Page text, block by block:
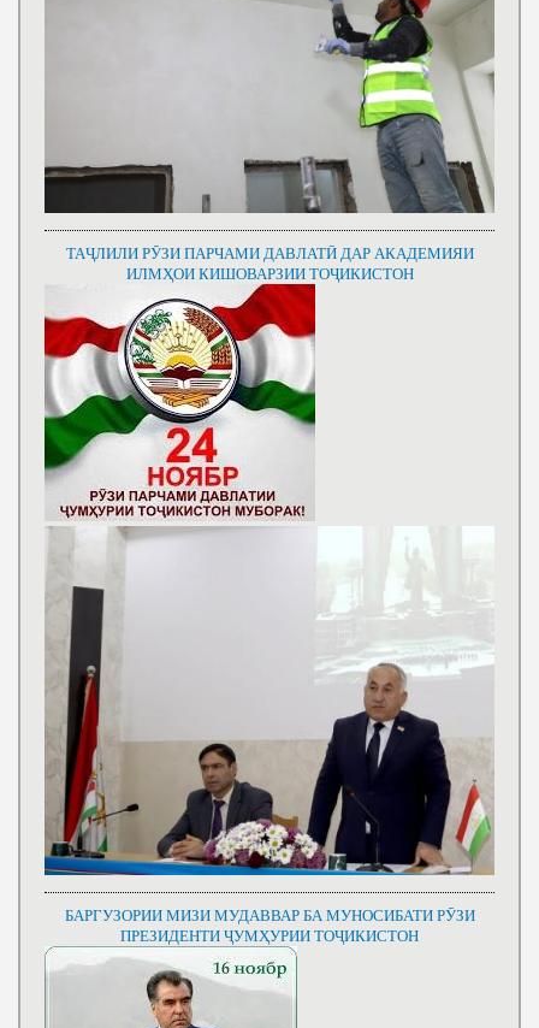
ТАҶЛИЛИ РӮЗИ ПАРЧАМИ ДАВЛАТӢ ДАР АКАДЕМИЯИ
ИЛМҲОИ КИШОВАРЗИИ ТОҶИКИСТОН
БАРГУЗОРИИ МИЗИ МУДАВВАР БА МУНОСИБАТИ РӮЗИ
ПРЕЗИДЕНТИ ҶУМҲУРИИ ТОҶИКИСТОН